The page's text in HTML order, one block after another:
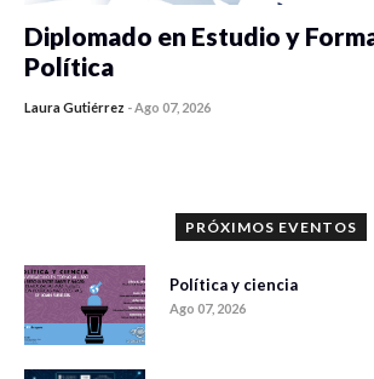
Diplomado en Estudio y
Política
Laura Gutiérrez -Ago 07, 2026
PRÓXIMOS EVENTOS
Política y ciencia
Ago 07, 2026